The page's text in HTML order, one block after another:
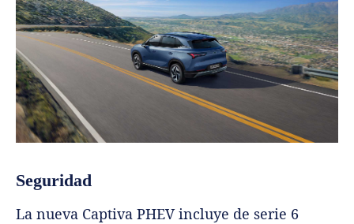
Seguridad
La nueva Captiva PHEV incluye de serie 6